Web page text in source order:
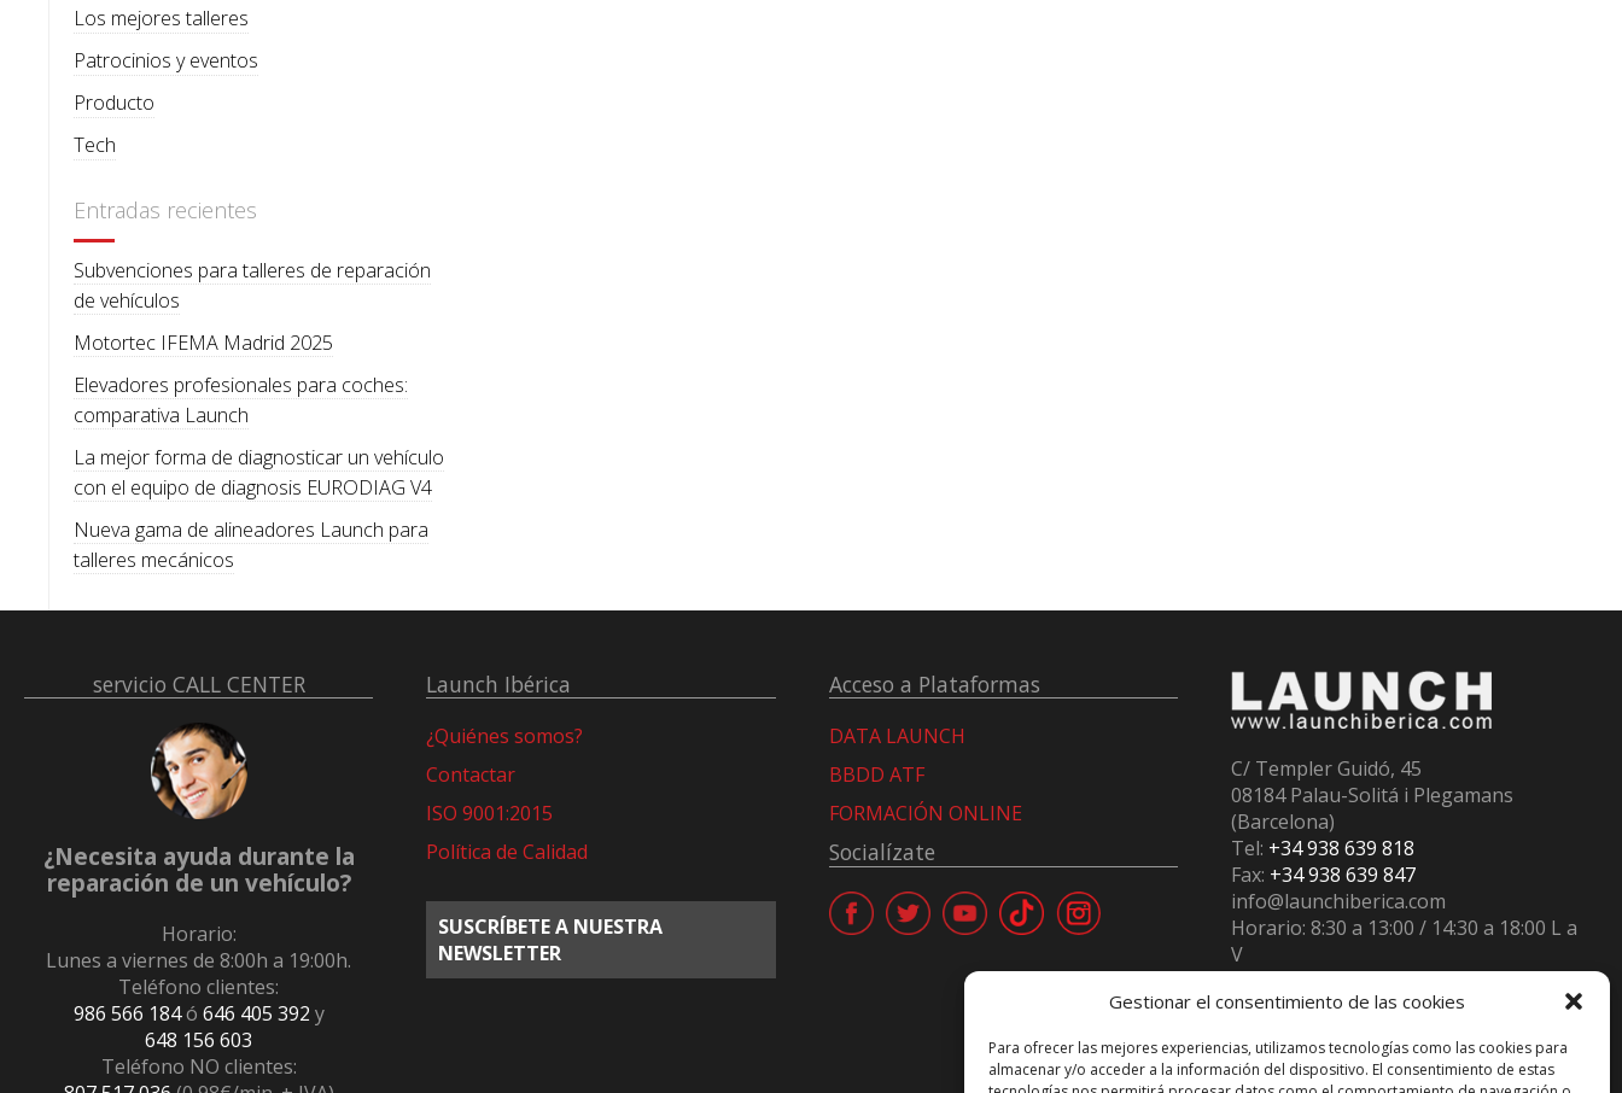
Gestionar el consentimiento de las cookies
Para ofrecer las mejores experiencias, utilizamos tecnologías como las cookies para
almacenar y/o acceder a la información del dispositivo. El consentimiento de estas
Los mejores talleres
Patrocinios y eventos
Producto
Tech
Entradas recientes
Subvenciones para talleres de reparación
de vehículos
Motortec IFEMA Madrid 2025
Elevadores profesionales para coches:
comparativa Launch
La mejor forma de diagnosticar un vehículo
con el equipo de diagnosis EURODIAG V4
Nueva gama de alineadores Launch para
talleres mecánicos
servicio CALL CENTER
¿Necesita ayuda durante la
reparación de un vehículo?
Horario:
Lunes a viernes de 8:00h a 19:00h.
Teléfono clientes:
986 566 184ó 646 405 392 y
648 156 603
Teléfono NO clientes:
Launch Ibérica
¿Quiénes somos?
Contactar
ISO 9001:2015
Política de Calidad
SUSCRÍBETE A NUESTRA
NEWSLETTER
Acceso a Plataformas
DATA LAUNCH
BBDD ATF
FORMACIÓN ONLINE
Socialízate
C/ Templer Guidó, 45
08184 Palau-Solitá i Plegamans
(Barcelona)
Tel: +34 938 639 818
Fax: +34 938 639 847
info@launchiberica.com
Horario: 8:30 a 13:00 / 14:30 a 18:00 L a
V
12230